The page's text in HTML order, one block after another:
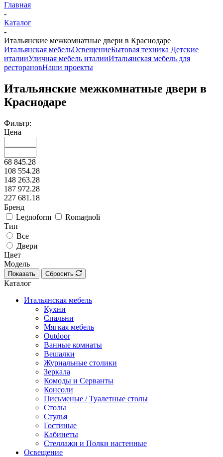
Главная
-
Каталог
-
Итальянские межкомнатные двери в Краснодаре
Итальянская мебельОсвещениеБытовая техника Детские
италииУличная мебель италииИтальянская мебель для
ресторановНаши проекты
Итальянские межкомнатные двери в
Краснодаре
Фильтр:
Цена
68 845.28
108 554.28
148 263.28
187 972.28
227 681.18
Бренд
Legnoform
Romagnoli
Тип
Все
Двери
Цвет
Модель
Показать Сбросить
Каталог
Итальянская мебель
Кухни
Спальни
Мягкая мебель
Outdoor
Ванные комнаты
Вешалки
Журнальные столики
Зеркала
Комоды и Серванты
Консоли
Письменые / Туалетные столы
Столы
Стулья
Гостиные
Кабинеты
Стеллажи и Полки настенные
Освещение